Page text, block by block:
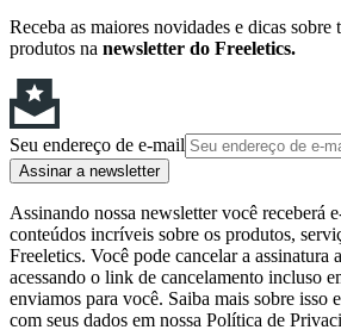
Receba as maiores novidades e dicas sobre
produtos na newsletter do Freeletics.
Seu endereço de e-mail
Assinar a newsletter
Assinando nossa newsletter você receberá
conteúdos incríveis sobre os produtos,
Freeletics. Você pode cancelar a assinatura
acessando o link de cancelamento incluso
enviamos para você. Saiba mais sobre isso
com seus dados em nossa Política de